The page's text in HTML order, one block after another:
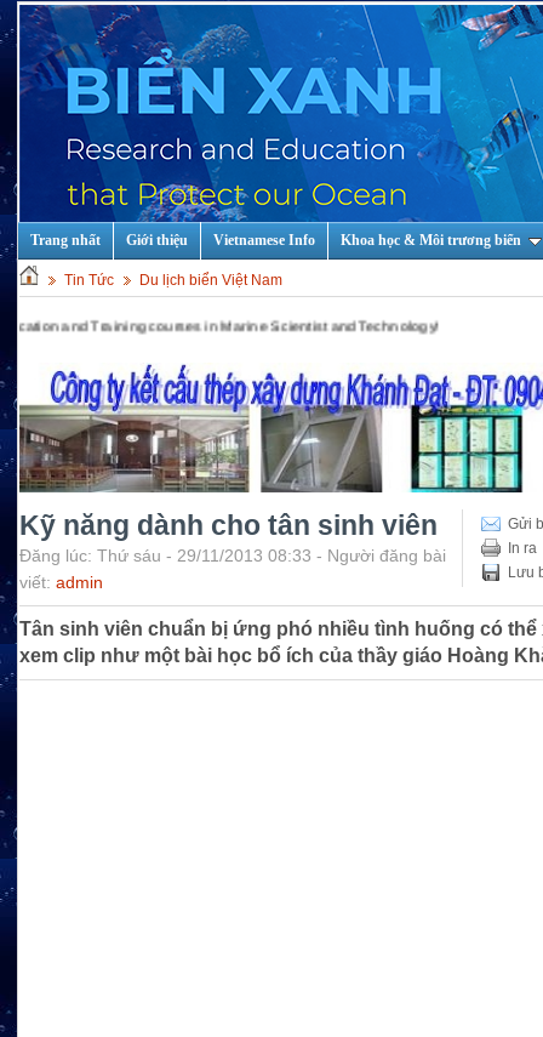
Trang nhất Giới thiệu Vietnamese Info Khoa học & Môi trương biển
Tin Tức Du lịch biển Việt Nam
Training courses in Marine Scientist and Technology!
Gửi
In ra
Lưu
Kỹ năng dành cho tân sinh viên
Đăng lúc: Thứ sáu - 29/11/2013 08:33 - Người đăng bài
viết: admin
Tân sinh viên chuẩn bị ứng phó nhiều tình huống có thể
xem clip như một bài học bổ ích của thầy giáo Hoàng